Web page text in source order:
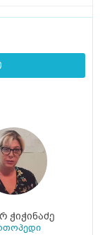
ჭიჭინაძე